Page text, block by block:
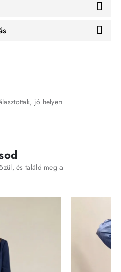
jó helyen
és találd meg a